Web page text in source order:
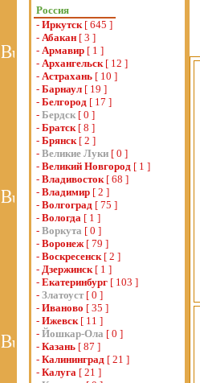
Россия
- Иркутск[ 645 ]
- Абакан [ 3 ]
- Армавир [ 1 ]
- Архангельск[ 12 ]
- Астрахань [ 10 ]
- Барнаул [ 19 ]
- Белгород [ 17 ]
- Бердск [ 0 ]
- Братск[ 8 ]
- Брянск[ 2 ]
- Великие Луки [ 0 ]
- Великий Новгород [ 1 ]
- Владивосток[ 68 ]
- Владимир [ 2 ]
- Волгоград [ 75 ]
- Вологда [ 1 ]
- Воркута [ 0 ]
- Воронеж[ 79 ]
- Воскресенск[ 2 ]
- Дзержинск[ 1 ]
- Екатеринбург [ 103 ]
- Златоуст [ 0 ]
- Иваново [ 35 ]
- Ижевск[ 11 ]
- Йошкар-Ола [ 0 ]
- Казань [ 87 ]
- Калининград [ 21 ]
- Калуга [ 21 ]